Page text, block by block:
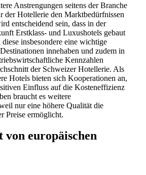
Anstrengungen seitens der Branche
der Hotellerie den Marktbedürfnissen
entscheidend sein, dass in der
Erstklass- und Luxushotels gebaut
insbesondere eine wichtige
innehaben und zudem in
Kennzahlen
der Schweizer Hotellerie. Als
Hotels bieten sich Kooperationen an,
Einfluss auf die Kosteneffizienz
braucht es weitere
nur eine höhere Qualität die
Preise ermöglicht.
von europäischen